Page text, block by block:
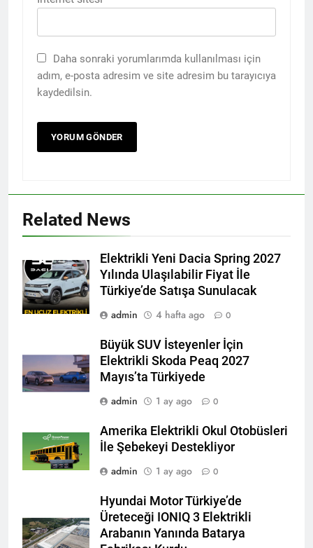
Daha sonraki yorumlarımda kullanılması için
adım, e-posta adresim ve site adresim bu tarayıcıya
kaydedilsin.
Related News
Elektrikli Yeni Dacia Spring 2027
Yılında Ulaşılabilir Fiyat İle
Türkiye’de Satışa Sunulacak
admin
4 hafta ago 0
Büyük SUV İsteyenler İçin
Elektrikli Skoda Peaq 2027
Mayıs’ta Türkiyede
admin
1 ay ago 0
Amerika Elektrikli Okul Otobüsleri
İle Şebekeyi Destekliyor
admin
1 ay ago 0
Hyundai Motor Türkiye’de
Üreteceği IONIQ 3 Elektrikli
Arabanın Yanında Batarya